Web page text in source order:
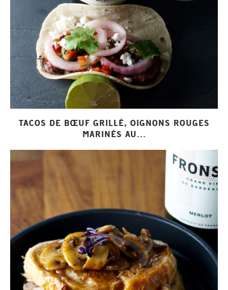
TACOS DE BŒUF GRILLÉ, OIGNONS ROUGES
MARINÉS AU...